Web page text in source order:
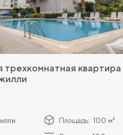
квартира
Площадь: 100 м²